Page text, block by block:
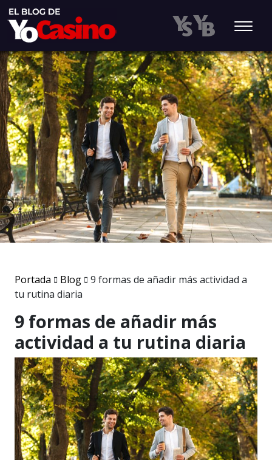
Portada Blog
9 formas de añadir más actividad a
tu rutina diaria
9 formas de añadir más
actividad a tu rutina diaria